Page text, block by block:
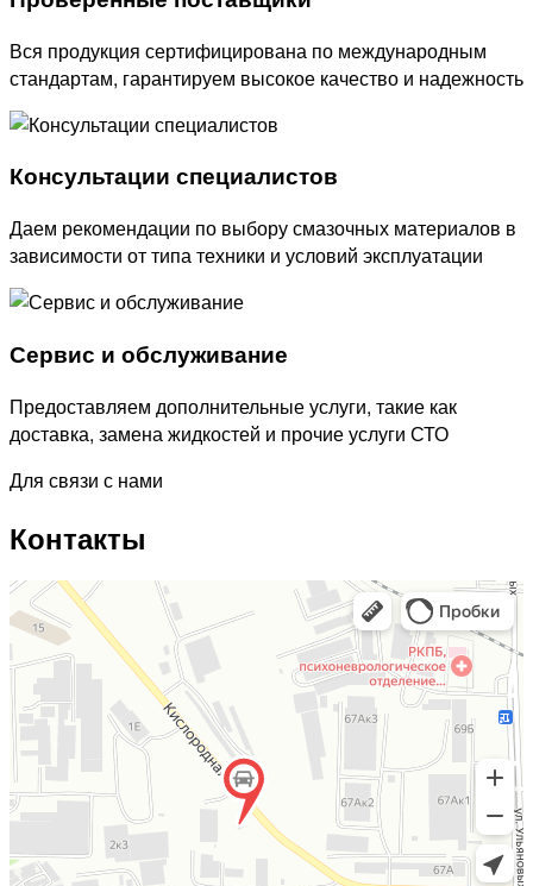
Вся продукция сертифицирована по международным
стандартам, гарантируем высокое качество и надежность
Консультации специалистов
Даем рекомендации по выбору смазочных материалов в
зависимости от типа техники и условий эксплуатации
Сервис и обслуживание
Предоставляем дополнительные услуги, такие как
доставка, замена жидкостей и прочие услуги СТО
Для связи с нами
Контакты